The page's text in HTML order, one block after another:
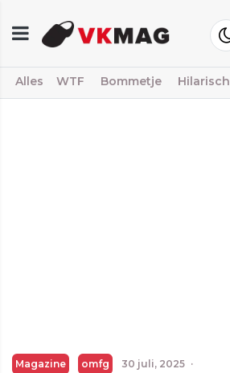
Alles WTF Bommetje Hilarisch
Magazine omfg 30 juli, 2025 ·